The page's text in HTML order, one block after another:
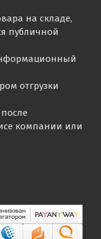
на складе,
публичной
отгрузки
компании или